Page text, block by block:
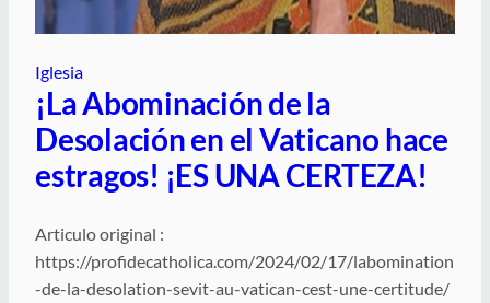
Iglesia
¡La Abominación de la
Desolación en el Vaticano hace
estragos! ¡ES UNA CERTEZA!
Articulo original :
https://profidecatholica.com/2024/02/17/labomination
-de-la-desolation-sevit-au-vatican-cest-une-certitude/